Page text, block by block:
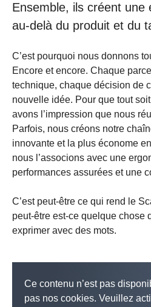
Ensemble, ils créent une
au-delà du produit et du
C’est pourquoi nous donnons
Encore et encore. Chaque
technique, chaque décision de
nouvelle idée. Pour que tout
avons l’impression que nous
Parfois, nous créons notre
innovante et la plus économe
nous l’associons avec une
performances assurées et une
C’est peut-être ce qui rend le
peut-être est-ce quelque chose
exprimer avec des mots.
Ce contenu n’est pas
pas nos cookies. Veuillez